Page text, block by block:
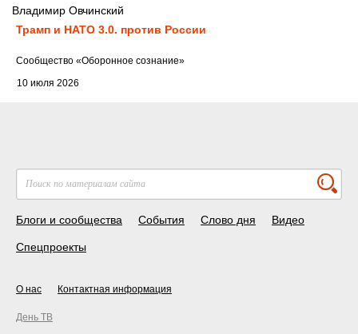
Владимир Овчинский
Трамп и НАТО 3.0. против России
10 июля 2026
Cообщество «Оборонное сознание»
Блоги и сообщества События Слово дня Видео
Спецпроекты
О нас Контактная информация
День ТВ